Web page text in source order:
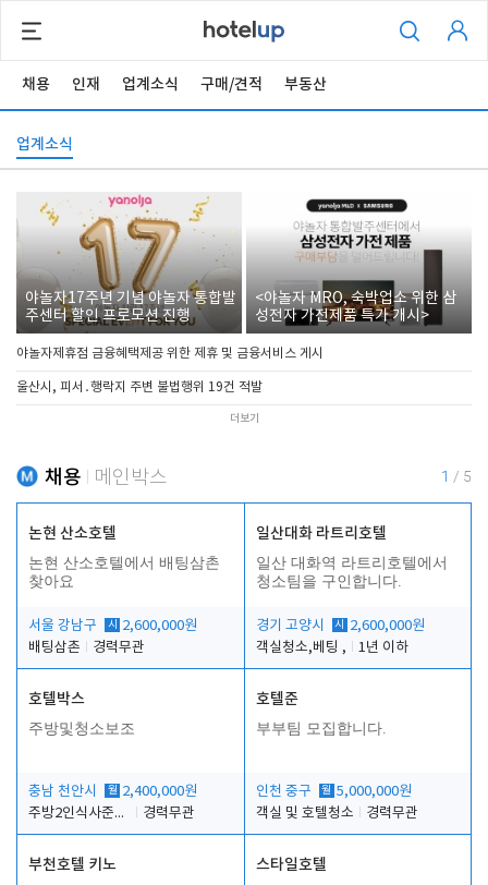
채용 인재 업계소식 구매/견적 부동산
업계소식
야놀자17주년 기념 야놀자 통합발
주센터 할인 프로모션 진행
<야놀자 MRO, 숙박업소 위한 삼
성전자 가전제품 특가 개시>
야놀자제휴점 금융혜택제공 위한 제휴 및 금융서비스 게시
울산시, 피서․행락지 주변 불법행위 19건 적발
더보기
채용 메인박스 1 / 5
논현 산소호텔
논현 산소호텔에서 배팅삼촌
찾아요
서울 강남구 시
2,600,000원
배팅삼촌
경력무관
일산대화 라트리호텔
일산 대화역 라트리호텔에서
청소팀을 구인합니다.
경기 고양시 시
2,600,000원
객실청소,베팅 ,
1년 이하
호텔박스
주방및청소보조
충남 천안시 월 2,400,000원
주방2인식사준비및청소린렌보조
경력무관
호텔준
부부팀 모집합니다.
인천 중구 월 5,000,000원
객실 및 호텔청소
경력무관
부천호텔 키노 스타일호텔